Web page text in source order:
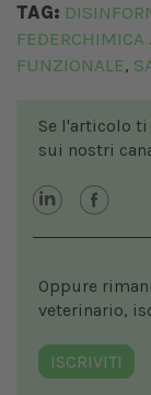
TAG:
FEDERCHIMICA
FUNZIONALE,
Se l'articolo
sui nostri
Oppure
veterinario,
ISCRIVITI